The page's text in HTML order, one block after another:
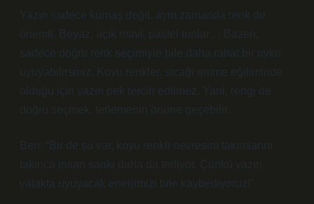
Yazın sadece kumaş değil, aynı zamanda renk de
önemli. Beyaz, açık mavi, pastel tonlar… Bazen,
sadece doğru renk seçimiyle bile daha rahat bir uyku
uyuyabilirsiniz. Koyu renkler, sıcağı emme eğiliminde
olduğu için yazın pek tercih edilmez. Yani, rengi de
doğru seçmek, terlemenin önüne geçebilir.
Ben: “Bir de şu var, koyu renkli nevresim takımlarını
takınca insan sanki daha da terliyor. Çünkü yazın
yatakta uyuyacak enerjimizi bile kaybediyoruz!”